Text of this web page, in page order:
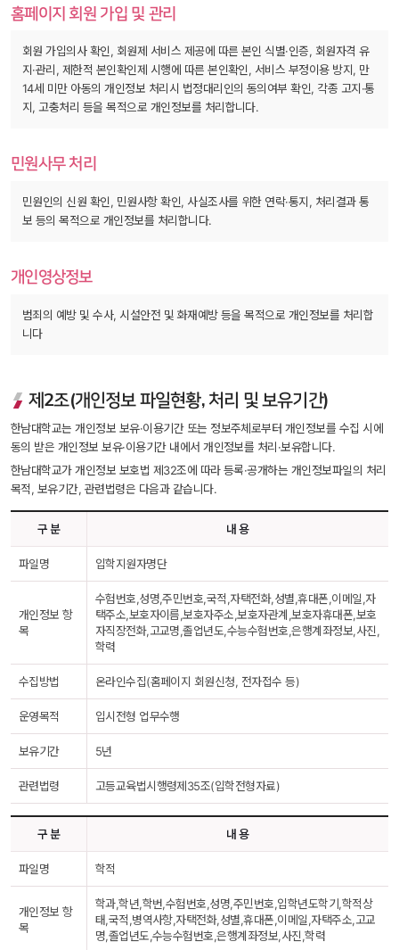
홈페이지 회원 가입 및 관리
회원 가입의사 확인, 회원제 서비스 제공에 따른 본인 식별·인증, 회원자격 유
지·관리, 제한적 본인확인제 시행에 따른 본인확인, 서비스 부정이용 방지, 만
14세 미만 아동의 개인정보 처리시 법정대리인의 동의여부 확인, 각종 고지·통
지, 고충처리 등을 목적으로 개인정보를 처리합니다.
민원사무 처리
민원인의 신원 확인, 민원사항 확인, 사실조사를 위한 연락·통지, 처리결과 통
보 등의 목적으로 개인정보를 처리합니다.
개인영상정보
범죄의 예방 및 수사, 시설안전 및 화재예방 등을 목적으로 개인정보를 처리합
니다
제2조(개인정보 파일현황, 처리 및 보유기간)
한남대학교는 개인정보 보유·이용기간 또는 정보주체로부터 개인정보를 수집 시에
동의 받은 개인정보 보유·이용기간 내에서 개인정보를 처리·보유합니다.
한남대학교가 개인정보 보호법 제32조에 따라 등록·공개하는 개인정보파일의 처리
목적, 보유기간, 관련법령은 다음과 같습니다.
구 분 내 용
파일명 입학지원자명단
개인정보 항
목
수험번호,성명,주민번호,국적,자택전화,성별,휴대폰,이메일,자
택주소,보호자이름,보호자주소,보호자관계,보호자휴대폰,보호
자직장전화,고교명,졸업년도,수능수험번호,은행계좌정보,사진,
학력
수집방법 온라인수집(홈페이지 회원신청, 전자접수 등)
운영목적 입시전형 업무수행
보유기간 5년
관련법령 고등교육법시행령제35조(입학전형자료)
구 분 내 용
파일명 학적
개인정보 항
목
학과,학년,학번,수험번호,성명,주민번호,입학년도학기,학적상
태,국적,병역사항,자택전화,성별,휴대폰,이메일,자택주소,고교
명,졸업년도,수능수험번호,은행계좌정보,사진,학력